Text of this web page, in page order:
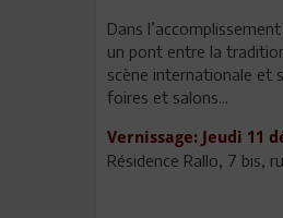
Dans
un pont entre la
scène internationale et
foires et salons...
Vernissage: Jeudi 11
Résidence Rallo, 7 bis,